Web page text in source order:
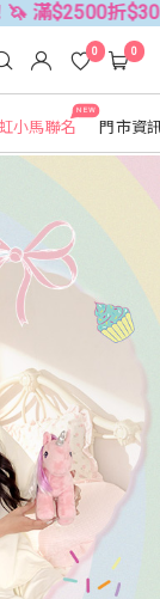
$300 (可累折）
NEW
小馬聯名 門市資
0 0